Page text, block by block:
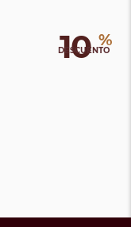
10 %
DESCUENTO